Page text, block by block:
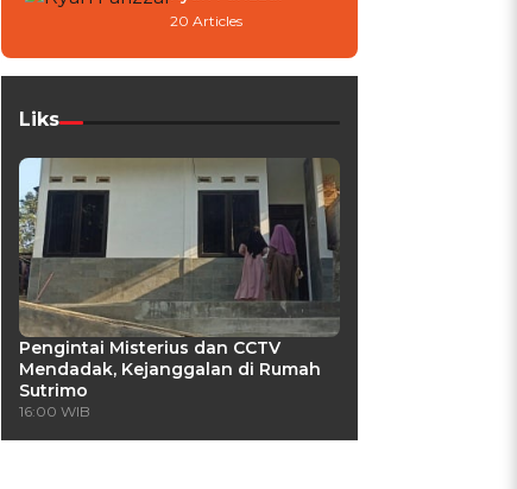
20 Articles
Liks
Pengintai Misterius dan CCTV
Mendadak, Kejanggalan di Rumah
Sutrimo
16:00 WIB